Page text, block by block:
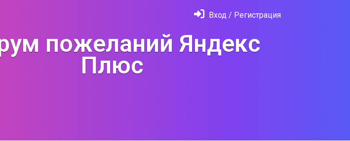
Вход / Регистрация
пожеланий Яндекс
Плюс